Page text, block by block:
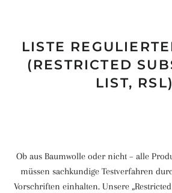
LISTE
(RESTRICTED
LIST, RSL)
Ob aus Baumwolle oder nicht – alle
müssen sachkundige Testverfahren
Vorschriften einhalten. Unsere „Restricted